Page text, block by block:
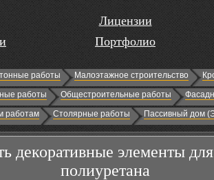
Лицензии
Портфолио
работы Малоэтажное строительство
работы Общестроительные работы
работам Столярные работы Пассивный дом
декоративные элементы
полиуретана